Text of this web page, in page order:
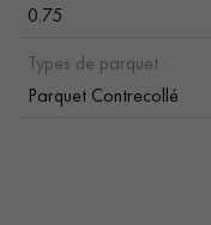
0.75
Types de parquet :
Parquet Contrecollé